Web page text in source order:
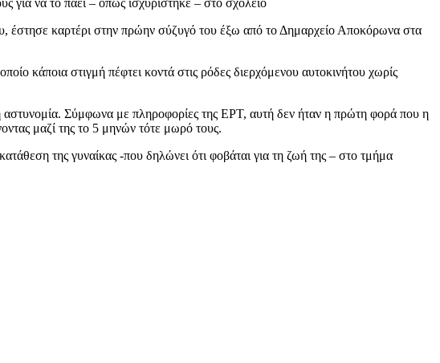
έστησε καρτέρι στην πρώην σύζυγό του έξω από το Δημαρχείο Αποκόρωνα στα
κάποια στιγμή πέφτει κοντά στις ρόδες διερχόμενου αυτοκινήτου χωρίς
Σύμφωνα με πληροφορίες της ΕΡΤ, αυτή δεν ήταν η πρώτη φορά που η
μαζί της το 5 μηνών τότε μωρό τους.
της γυναίκας -που δηλώνει ότι φοβάται για τη ζωή της – στο τμήμα